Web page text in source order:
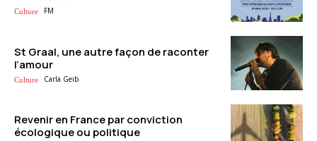
Culture FM
St Graal, une autre façon de raconter
l’amour
Culture Carla Geib
Revenir en France par conviction
écologique ou politique